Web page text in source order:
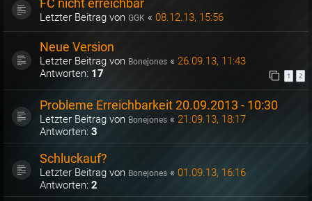
FC nicht erreichbar
Letzter Beitrag von GGK « 08.12.13, 15:56
Neue Version
Letzter Beitrag von Bonejones « 26.09.13, 11:43
Antworten: 17 1 2
Probleme Erreichbarkeit 20.09.2013 - 10:30
Letzter Beitrag von Bonejones « 21.09.13, 18:17
Antworten: 3
Schluckauf?
Letzter Beitrag von Bonejones « 01.09.13, 16:16
Antworten: 2